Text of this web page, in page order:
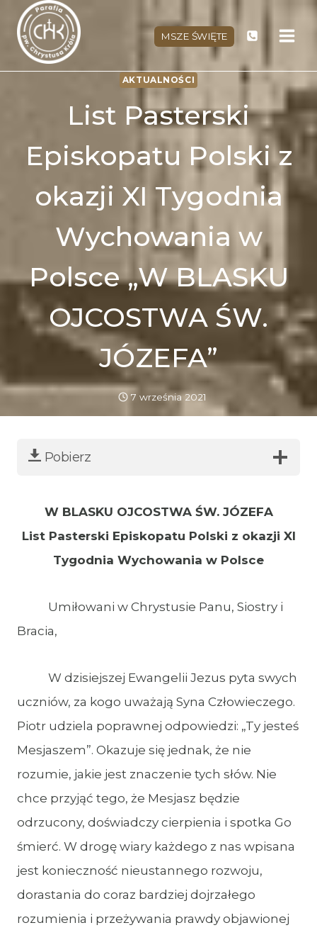
Przejdź
treści
MSZE ŚWIĘTE
AKTUALNOŚCI
List Pasterski
Episkopatu Polski z
okazji XI Tygodnia
Wychowania w
Polsce „W BLASKU
OJCOSTWA ŚW.
JÓZEFA”
7 września 2021
Pobierz
W BLASKU OJCOSTWA ŚW. JÓZEFA
List Pasterski Episkopatu Polski z okazji XI
Tygodnia Wychowania w Polsce
Umiłowani w Chrystusie Panu, Siostry i
Bracia,
W dzisiejszej Ewangelii Jezus pyta swych
uczniów, za kogo uważają Syna Człowieczego.
Piotr udziela poprawnej odpowiedzi: „Ty jesteś
Mesjaszem”. Okazuje się jednak, że nie
rozumie, jakie jest znaczenie tych słów. Nie
chce przyjąć tego, że Mesjasz będzie
odrzucony, doświadczy cierpienia i spotka Go
śmierć. W drogę wiary każdego z nas wpisana
jest konieczność nieustannego rozwoju,
dorastania do coraz bardziej dojrzałego
rozumienia i przeżywania prawdy objawionej